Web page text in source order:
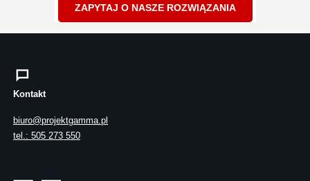
ZAPYTAJ O NASZE ROZWIĄZANIA
Kontakt
biuro@projektgamma.pl
tel.: 505 273 550